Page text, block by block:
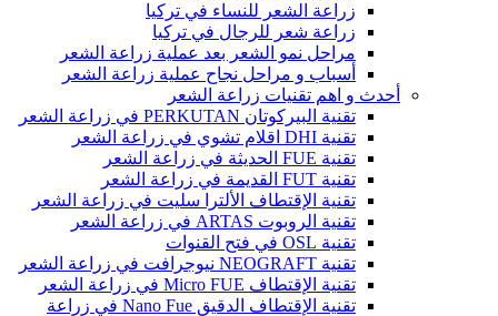
زراعة الشعر للنساء في تركيا
زراعة شعر للرجال في تركيا
مراحل نمو الشعر بعد عملية زراعة الشعر
أسباب و مراحل نجاح عملية زراعة الشعر
أحدث و اهم تقنيات زراعة الشعر
تقنية البيركوتان PERKUTAN في زراعة الشعر
تقنية DHI اقلام تشوي في زراعة الشعر
تقنية FUE الحديثة في زراعة الشعر
تقنية FUT القديمة في زراعة الشعر
تقنية الإقتطاف الألترا سليت في زراعة الشعر
تقنية الروبوت ARTAS في زراعة الشعر
تقنية OSL في فتح القنوات
تقنية NEOGRAFT نيوجرافت في زراعة الشعر
تقنية الإقتطاف Micro FUE في زراعة الشعر
تقنية الإقتطاف الدقيق Nano Fue في زراعة